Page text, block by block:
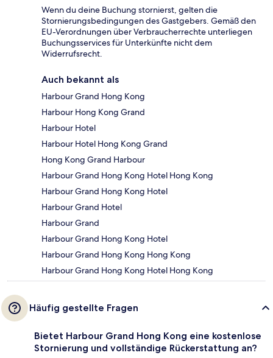
Wenn du deine Buchung stornierst, gelten die
Stornierungsbedingungen des Gastgebers. Gemäß den
EU-Verordnungen über Verbraucherrechte unterliegen
Buchungsservices für Unterkünfte nicht dem
Widerrufsrecht.
Auch bekannt als
Harbour Grand Hong Kong
Harbour Hong Kong Grand
Harbour Hotel
Harbour Hotel Hong Kong Grand
Hong Kong Grand Harbour
Harbour Grand Hong Kong Hotel Hong Kong
Harbour Grand Hong Kong Hotel
Harbour Grand Hotel
Harbour Grand
Harbour Grand Hong Kong Hotel
Harbour Grand Hong Kong Hong Kong
Harbour Grand Hong Kong Hotel Hong Kong
Häufig gestellte Fragen
Bietet Harbour Grand Hong Kong eine kostenlose
Stornierung und vollständige Rückerstattung an?